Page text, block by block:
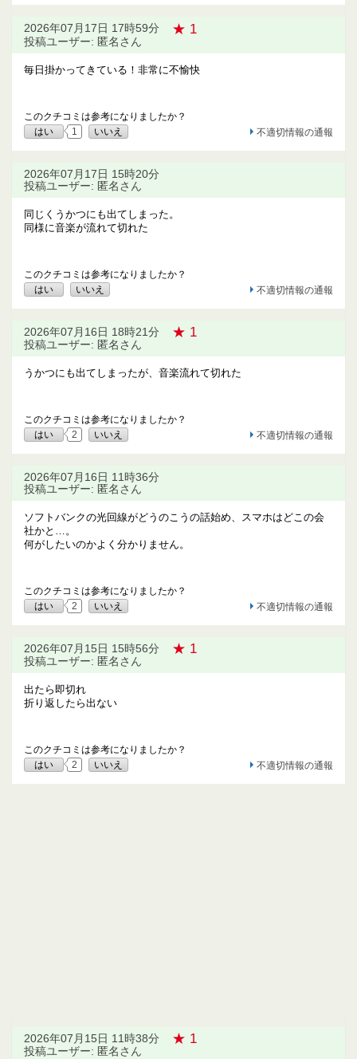
2026年07月17日 17時59分 ★ 1
投稿ユーザー: 匿名さん
毎日掛かってきている！非常に不愉快
このクチコミは参考になりましたか？
はい
1 いいえ 不適切情報の通報
2026年07月17日 15時20分
投稿ユーザー: 匿名さん
同じくうかつにも出てしまった。
同様に音楽が流れて切れた
このクチコミは参考になりましたか？
はい
いいえ 不適切情報の通報
2026年07月16日 18時21分 ★ 1
投稿ユーザー: 匿名さん
うかつにも出てしまったが、音楽流れて切れた
このクチコミは参考になりましたか？
はい
2 いいえ 不適切情報の通報
2026年07月16日 11時36分
投稿ユーザー: 匿名さん
ソフトバンクの光回線がどうのこうの話始め、スマホはどこの会
社かと…。
何がしたいのかよく分かりません。
このクチコミは参考になりましたか？
はい
2 いいえ 不適切情報の通報
2026年07月15日 15時56分 ★ 1
投稿ユーザー: 匿名さん
出たら即切れ
折り返したら出ない
このクチコミは参考になりましたか？
はい
2 いいえ 不適切情報の通報
2026年07月15日 11時38分 ★ 1
投稿ユーザー: 匿名さん